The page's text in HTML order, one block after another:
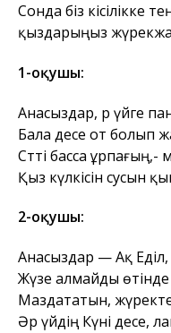
Сонда біз кісілікке
қыздарыңыз
1-оқушы:
Анасыздар, әр үйге
Бала десе от болып
Сәтті басса
Қыз күлкісін сусын
2-оқушы:
Анасыздар — Ақ
Жүзе алмайды
Маздататын,
Әр үйдің Күні десе,